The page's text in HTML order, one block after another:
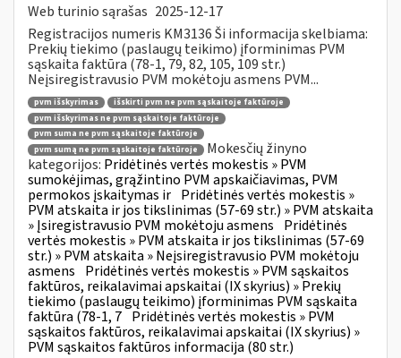
Web turinio sąrašas 2025-12-17
Registracijos numeris KM3136 Ši informacija skelbiama:
Prekių tiekimo (paslaugų teikimo) įforminimas PVM
sąskaita faktūra (78-1, 79, 82, 105, 109 str.)
Neįsiregistravusio PVM mokėtoju asmens PVM...
pvm išskyrimas
išskirti pvm ne pvm sąskaitoje faktūroje
pvm išskyrimas ne pvm sąskaitoje faktūroje
pvm suma ne pvm sąskaitoje faktūroje
pvm sumą ne pvm sąskaitoje faktūroje
Mokesčių žinyno
kategorijos: Pridėtinės vertės mokestis » PVM
sumokėjimas, grąžintino PVM apskaičiavimas, PVM
permokos įskaitymas ir Pridėtinės vertės mokestis »
PVM atskaita ir jos tikslinimas (57-69 str.) » PVM atskaita
» Įsiregistravusio PVM mokėtoju asmens Pridėtinės
vertės mokestis » PVM atskaita ir jos tikslinimas (57-69
str.) » PVM atskaita » Neįsiregistravusio PVM mokėtoju
asmens Pridėtinės vertės mokestis » PVM sąskaitos
faktūros, reikalavimai apskaitai (IX skyrius) » Prekių
tiekimo (paslaugų teikimo) įforminimas PVM sąskaita
faktūra (78-1, 7 Pridėtinės vertės mokestis » PVM
sąskaitos faktūros, reikalavimai apskaitai (IX skyrius) »
PVM sąskaitos faktūros informacija (80 str.)